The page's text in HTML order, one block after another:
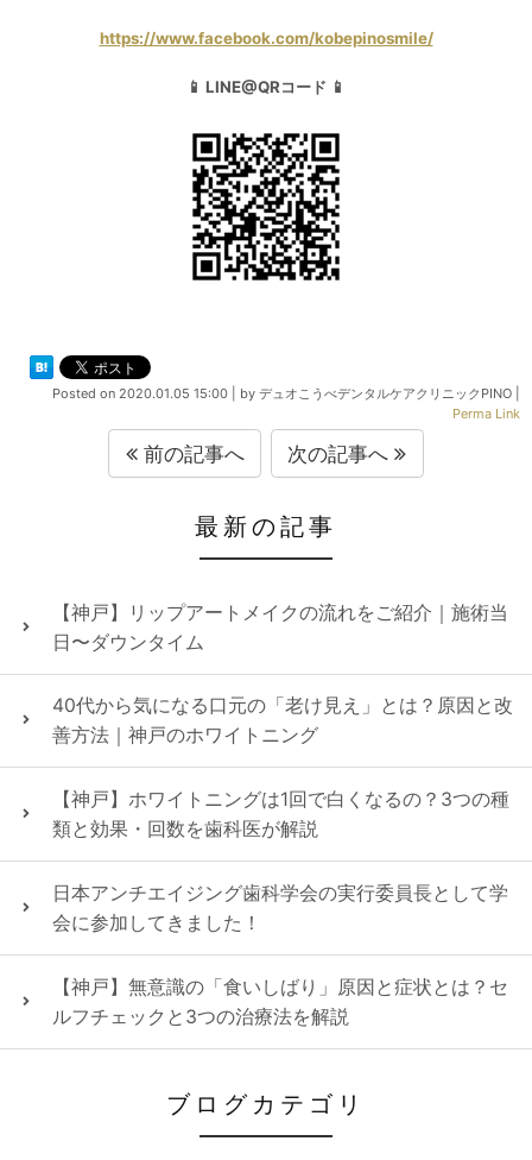
https://www.facebook.com/kobepinosmile/
📱 LINE@QRコード 📱
Posted on 2020.01.05 15:00 by デュオこうべデンタルケアクリニックPINO
Perma Link
前の記事へ 次の記事へ
最新の記事
【神戸】リップアートメイクの流れをご紹介｜施術当
日〜ダウンタイム
40代から気になる口元の「老け見え」とは？原因と改
善方法｜神戸のホワイトニング
【神戸】ホワイトニングは1回で白くなるの？3つの種
類と効果・回数を歯科医が解説
日本アンチエイジング歯科学会の実行委員長として学
会に参加してきました！
【神戸】無意識の「食いしばり」原因と症状とは？セ
ルフチェックと3つの治療法を解説
ブログカテゴリ